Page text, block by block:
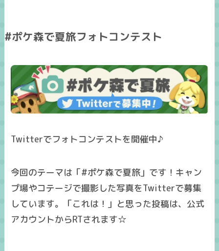
#ポケ森で夏旅フォトコンテスト
Twitterでフォトコンテストを開催中♪
今回のテーマは「#ポケ森で夏旅 」です！キャン
プ場やコテージで撮影した写真をTwitterで募集
しています。「これは！」と思った投稿は、公式
アカウントからRTされます☆